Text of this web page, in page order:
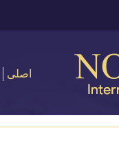
اصلی